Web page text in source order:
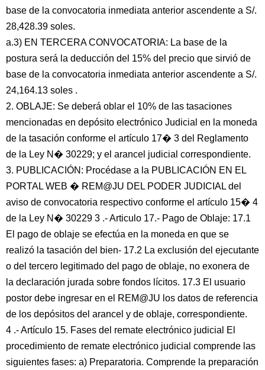
base de la convocatoria inmediata anterior ascendente a S/.
28,428.39 soles.
a.3) EN TERCERA CONVOCATORIA: La base de la
postura será la deducción del 15% del precio que sirvió de
base de la convocatoria inmediata anterior ascendente a S/.
24,164.13 soles .
2. OBLAJE: Se deberá oblar el 10% de las tasaciones
mencionadas en depósito electrónico Judicial en la moneda
de la tasación conforme el artículo 17� 3 del Reglamento
de la Ley N� 30229; y el arancel judicial correspondiente.
3. PUBLICACIÓN: Procédase a la PUBLICACIÓN EN EL
PORTAL WEB � REM@JU DEL PODER JUDICIAL del
aviso de convocatoria respectivo conforme el artículo 15� 4
de la Ley N� 30229 3 .- Articulo 17.- Pago de Oblaje: 17.1
El pago de oblaje se efectúa en la moneda en que se
realizó la tasación del bien- 17.2 La exclusión del ejecutante
o del tercero legitimado del pago de oblaje, no exonera de
la declaración jurada sobre fondos lícitos. 17.3 El usuario
postor debe ingresar en el REM@JU los datos de referencia
de los depósitos del arancel y de oblaje, correspondiente.
4 .- Artículo 15. Fases del remate electrónico judicial El
procedimiento de remate electrónico judicial comprende las
siguientes fases: a) Preparatoria. Comprende la preparación